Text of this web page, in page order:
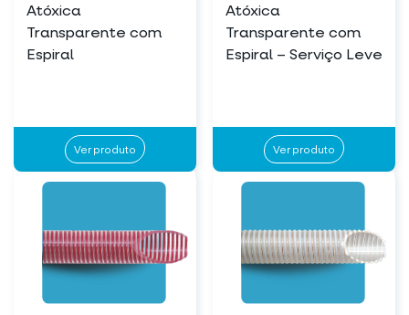
Atóxica
Transparente com
Espiral
Ver produto
Atóxica
Transparente com
Espiral – Serviço Leve
Ver produto